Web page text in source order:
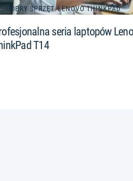
DOBRY SPRZĘT/LENOVO THINKPAD
seria laptopów
T14